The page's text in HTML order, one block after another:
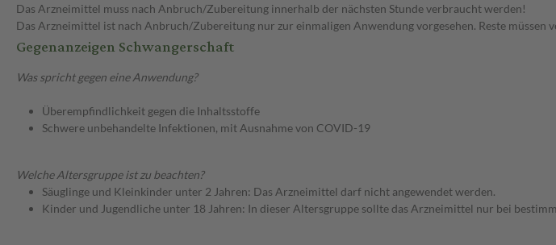
Das Arzneimittel muss nach Anbruch/Zubereitung innerhalb der nächsten Stunde verbraucht werden!
Das Arzneimittel ist nach Anbruch/Zubereitung nur zur einmaligen Anwendung vorgesehen. Reste müssen
Gegenanzeigen Schwangerschaft
Was spricht gegen eine Anwendung?
Überempfindlichkeit gegen die Inhaltsstoffe
Schwere unbehandelte Infektionen, mit Ausnahme von COVID-19
Welche Altersgruppe ist zu beachten?
Säuglinge und Kleinkinder unter 2 Jahren: Das Arzneimittel darf nicht angewendet werden.
Kinder und Jugendliche unter 18 Jahren: In dieser Altersgruppe sollte das Arzneimittel nur bei